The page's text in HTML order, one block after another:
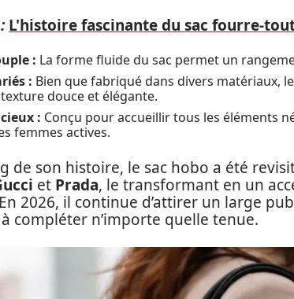
L'histoire fascinante du sac fourre-
: La forme fluide du sac permet un
: Bien que fabriqué dans divers matériaux,
douce et élégante.
: Conçu pour accueillir tous les éléments
femmes actives.
de son histoire, le sac hobo a été
et Prada, le transformant en un
2026, il continue d’attirer un large
compléter n’importe quelle tenue.